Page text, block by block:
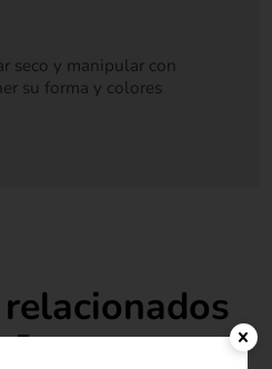
seco y manipular con
su forma y colores